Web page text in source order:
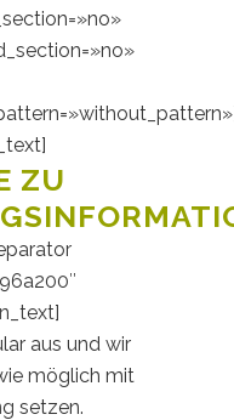
ZU
aus und wir
möglich mit
setzen.